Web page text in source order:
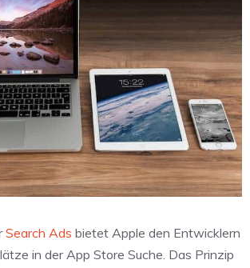
Search Ads bietet Apple den Entwicklern
in der App Store Suche. Das Prinzip